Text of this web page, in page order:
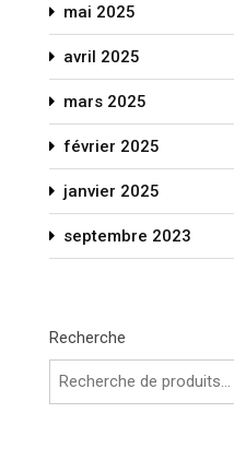
mai 2025
avril 2025
mars 2025
février 2025
janvier 2025
septembre 2023
Recherche